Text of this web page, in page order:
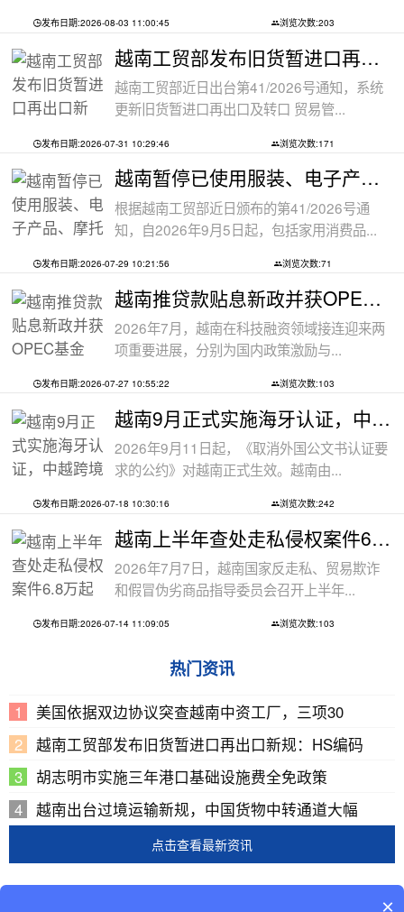
发布日期:2026-08-03 11:00:45 浏览次数:203
越南工贸部发布旧货暂进口再出口新规：
越南工贸部近日出台第41/2026号通知，系统
更新旧货暂进口再出口及转口 贸易管...
发布日期:2026-07-31 10:29:46 浏览次数:171
越南暂停已使用服装、电子产品、摩托车
根据越南工贸部近日颁布的第41/2026号通
知，自2026年9月5日起，包括家用消费品...
发布日期:2026-07-29 10:21:56 浏览次数:71
越南推贷款贴息新政并获OPEC基金5000万美
2026年7月，越南在科技融资领域接连迎来两
项重要进展，分别为国内政策激励与...
发布日期:2026-07-27 10:55:22 浏览次数:103
越南9月正式实施海牙认证，中越跨境文件
2026年9月11日起，《取消外国公文书认证要
求的公约》对越南正式生效。越南由...
发布日期:2026-07-18 10:30:16 浏览次数:242
越南上半年查处走私侵权案件6.8万起
2026年7月7日，越南国家反走私、贸易欺诈
和假冒伪劣商品指导委员会召开上半年...
发布日期:2026-07-14 11:09:05 浏览次数:103
热门资讯
美国依据双边协议突查越南中资工厂，三项30
越南工贸部发布旧货暂进口再出口新规：HS编码
胡志明市实施三年港口基础设施费全免政策
越南出台过境运输新规，中国货物中转通道大幅
点击查看最新资讯
×